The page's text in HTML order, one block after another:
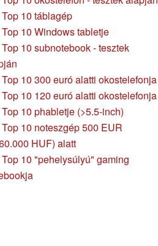
10 táblagép
10 Windows tabletje
10 subnotebook - tesztek
10 300 euró alatti okostelefonja
10 120 euró alatti okostelefonja
10 phabletje (>5.5-inch)
10 noteszgép 500 EUR
HUF) alatt
10 "pehelysúlyú" gaming